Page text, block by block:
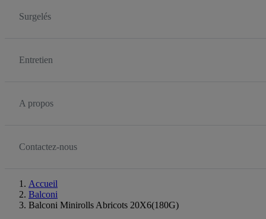
Surgelés
Entretien
A propos
Contactez-nous
Accueil
Balconi
Balconi Minirolls Abricots 20X6(180G)